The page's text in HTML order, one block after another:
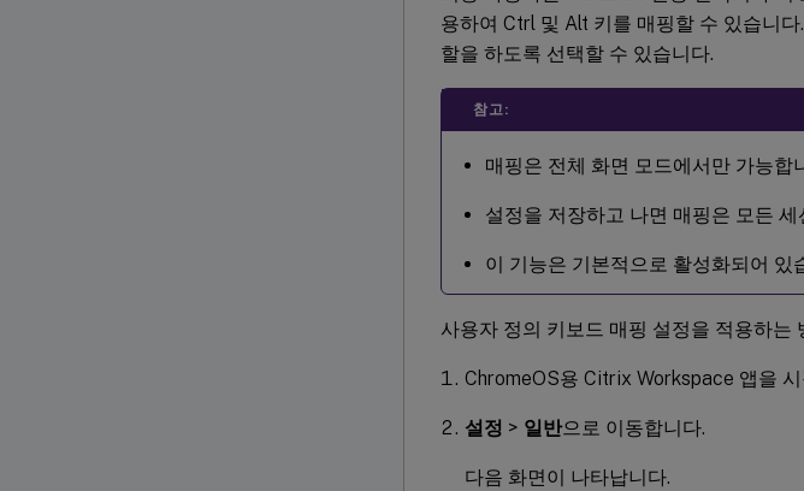
용하여 Ctrl 및 Alt 키를 매핑할 수 있습니
할을 하도록 선택할 수 있습니다.
참고:
매핑은 전체 화면 모드에서만 가능합
설정을 저장하고 나면 매핑은 모든
이 기능은 기본적으로 활성화되어 있
사용자 정의 키보드 매핑 설정을 적용하는
ChromeOS용 Citrix Workspace 앱을
설정 > 일반으로 이동합니다.
다음 화면이 나타납니다.